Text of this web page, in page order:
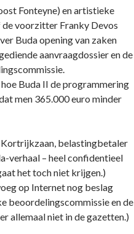
Fonteyne) en artistieke
voorzitter Franky Devos
Buda opening van zaken
aanvraagdossier en de
Buda II de programmering
men 365.000 euro minder
Kortrijkzaan, belastingbetaler
verhaal – heel confidentieel
het toch niet krijgen.)
op Internet nog beslag
beoordelingscommissie en de
allemaal niet in de gazetten.)